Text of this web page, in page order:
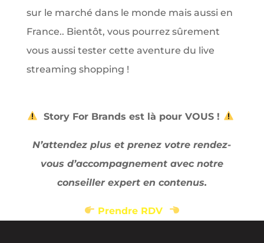
sur le marché dans le monde mais aussi en
France.. Bientôt, vous pourrez sûrement
vous aussi tester cette aventure du live
streaming shopping !
Story For Brands est là pour VOUS !
N’attendez plus et prenez votre rendez-
vous d’accompagnement avec notre
conseiller expert en contenus.
Prendre RDV